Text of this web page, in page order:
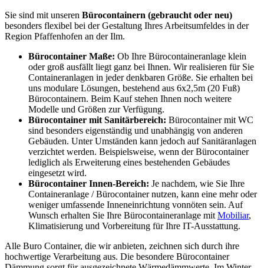
Sie sind mit unseren Bürocontainern (gebraucht oder neu)
besonders flexibel bei der Gestaltung Ihres Arbeitsumfeldes in der
Region Pfaffenhofen an der Ilm.
Bürocontainer Maße: Ob Ihre Bürocontaineranlage klein
oder groß ausfällt liegt ganz bei Ihnen. Wir realisieren für Sie
Containeranlagen in jeder denkbaren Größe. Sie erhalten bei
uns modulare Lösungen, bestehend aus 6x2,5m (20 Fuß)
Bürocontainern. Beim Kauf stehen Ihnen noch weitere
Modelle und Größen zur Verfügung.
Bürocontainer mit Sanitärbereich: Bürocontainer mit WC
sind besonders eigenständig und unabhängig von anderen
Gebäuden. Unter Umständen kann jedoch auf Sanitäranlagen
verzichtet werden. Beispielsweise, wenn der Bürocontainer
lediglich als Erweiterung eines bestehenden Gebäudes
eingesetzt wird.
Bürocontainer Innen-Bereich: Je nachdem, wie Sie Ihre
Containeranlage / Bürocontainer nutzen, kann eine mehr oder
weniger umfassende Inneneinrichtung vonnöten sein. Auf
Wunsch erhalten Sie Ihre Bürocontaineranlage mitMobiliar,
Klimatisierung und Vorbereitung für Ihre IT-Ausstattung.
Alle Buro Container, die wir anbieten, zeichnen sich durch ihre
hochwertige Verarbeitung aus. Die besondere Bürocontainer